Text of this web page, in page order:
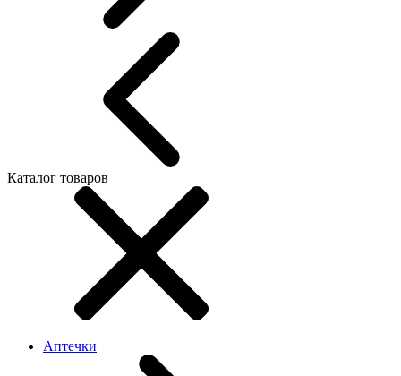
Каталог товаров
Аптечки